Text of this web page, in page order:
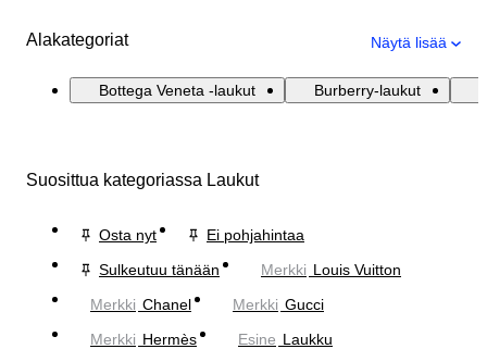
Alakategoriat Näytä lisää
Bottega Veneta -laukut Burberry-laukut
Suosittua kategoriassa Laukut
Osta nyt
Ei pohjahintaa
Sulkeutuu tänään
Merkki Louis Vuitton
Merkki Chanel Merkki Gucci
Merkki Hermès Esine Laukku